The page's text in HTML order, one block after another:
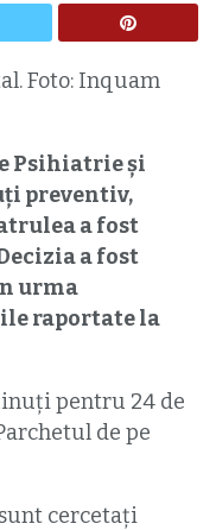
Foto: Inquam
Psihiatrie și
preventiv,
a fost
a fost
urma
raportate la
pentru 24 de
de pe
cercetați